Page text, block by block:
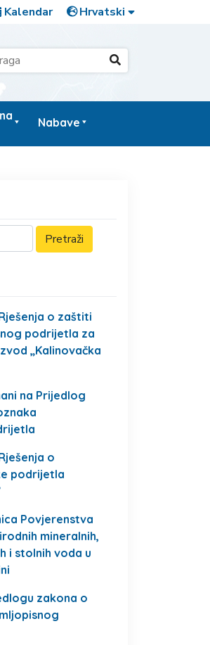
Kalendar
Nabave
o zaštiti
podrijetla za
„Kalinovačka
na Prijedlog
o
podrijetla
Povjerenstva
mineralnih,
i stolnih voda u
zakona o